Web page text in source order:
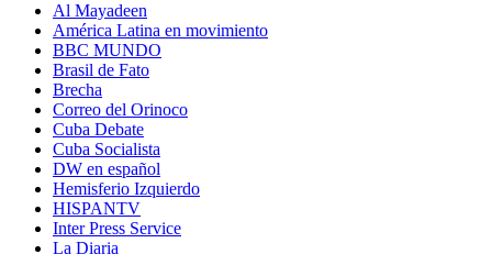
Al Mayadeen
América Latina en movimiento
BBC MUNDO
Brasil de Fato
Brecha
Correo del Orinoco
Cuba Debate
Cuba Socialista
DW en español
Hemisferio Izquierdo
HISPANTV
Inter Press Service
La Diaria